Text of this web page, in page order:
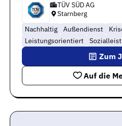
TÜV SÜD AG
Starnberg
Nachhaltig
Außendienst
Leistungsorientiert
Auf die
Zum